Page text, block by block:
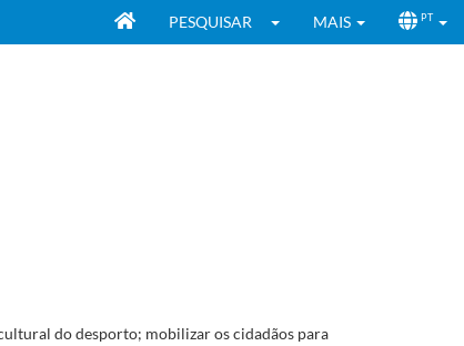
PESQUISAR MAIS PT
do desporto; mobilizar os cidadãos para